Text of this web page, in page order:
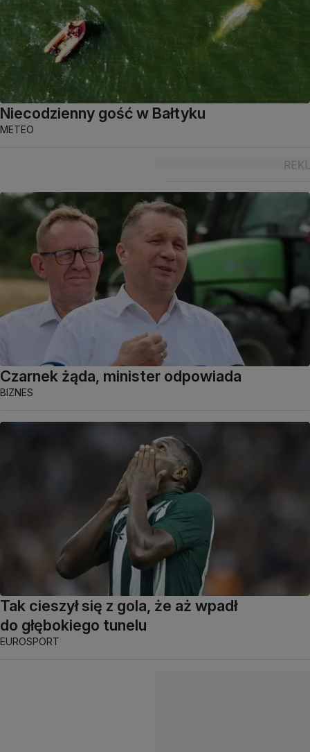
Niecodzienny gość w Bałtyku
METEO
Czarnek żąda, minister odpowiada
BIZNES
Tak cieszył się z gola, że aż wpadł
do głębokiego tunelu
EUROSPORT